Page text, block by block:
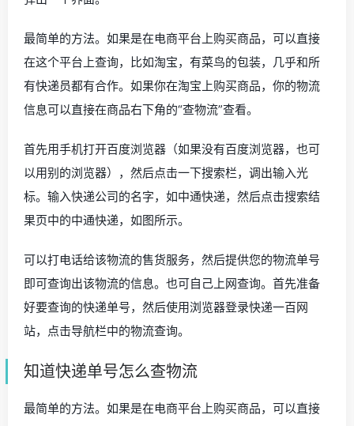
最简单的方法。如果是在电商平台上购买商品，可以直接
在这个平台上查询，比如淘宝，有菜鸟的包装，几乎和所
有快递员都有合作。如果你在淘宝上购买商品，你的物流
信息可以直接在商品右下角的“查物流”查看。
首先用手机打开百度浏览器（如果没有百度浏览器，也可
以用别的浏览器），然后点击一下搜索栏，调出输入光
标。输入快递公司的名字，如中通快递，然后点击搜索结
果页中的中通快递，如图所示。
可以打电话给该物流的售货服务，然后提供您的物流单号
即可查询出该物流的信息。也可自己上网查询。首先准备
好要查询的快递单号，然后使用浏览器登录快递一百网
站，点击导航栏中的物流查询。
知道快递单号怎么查物流
最简单的方法。如果是在电商平台上购买商品，可以直接